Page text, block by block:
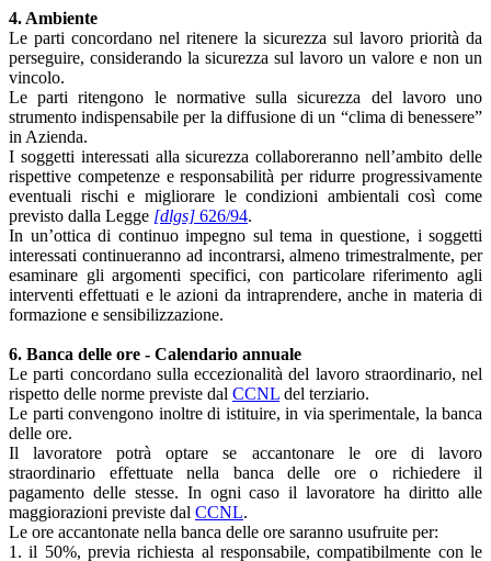
4. Ambiente
Le parti concordano nel ritenere la sicurezza sul lavoro priorità da
perseguire, considerando la sicurezza sul lavoro un valore e non un
vincolo.
Le parti ritengono le normative sulla sicurezza del lavoro uno
strumento indispensabile per la diffusione di un “clima di benessere”
in Azienda.
I soggetti interessati alla sicurezza collaboreranno nell’ambito delle
rispettive competenze e responsabilità per ridurre progressivamente
eventuali rischi e migliorare le condizioni ambientali così come
previsto dalla Legge [dlgs] 626/94.
In un’ottica di continuo impegno sul tema in questione, i soggetti
interessati continueranno ad incontrarsi, almeno trimestralmente, per
esaminare gli argomenti specifici, con particolare riferimento agli
interventi effettuati e le azioni da intraprendere, anche in materia di
formazione e sensibilizzazione.
6. Banca delle ore - Calendario annuale
Le parti concordano sulla eccezionalità del lavoro straordinario, nel
rispetto delle norme previste dal CCNL del terziario.
Le parti convengono inoltre di istituire, in via sperimentale, la banca
delle ore.
Il lavoratore potrà optare se accantonare le ore di lavoro
straordinario effettuate nella banca delle ore o richiedere il
pagamento delle stesse. In ogni caso il lavoratore ha diritto alle
maggiorazioni previste dal CCNL.
Le ore accantonate nella banca delle ore saranno usufruite per:
1. il 50%, previa richiesta al responsabile, compatibilmente con le